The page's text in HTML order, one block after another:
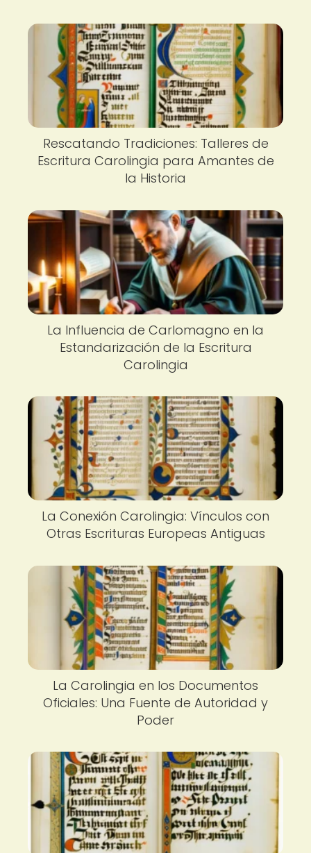
Rescatando Tradiciones: Talleres de
Escritura Carolingia para Amantes de
la Historia
La Influencia de Carlomagno en la
Estandarización de la Escritura
Carolingia
La Conexión Carolingia: Vínculos con
Otras Escrituras Europeas Antiguas
La Carolingia en los Documentos
Oficiales: Una Fuente de Autoridad y
Poder